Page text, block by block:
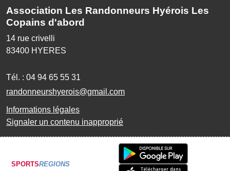
Association Les Randonneurs Hyérois Les
Copains d'abord
14 rue crivelli
83400 HYERES
Tél. : 04 94 65 55 31
randonneurshyerois@gmail.com
Informations légales
Signaler un contenu inapproprié
SPORTSREGIONS